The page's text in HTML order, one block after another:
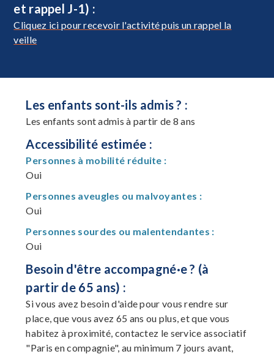
et rappel J-1) :
Cliquez ici pour recevoir l'activité puis un rappel la
veille
Les enfants sont-ils admis ? :
Les enfants sont admis à partir de 8 ans
Accessibilité estimée :
Personnes à mobilité réduite :
Oui
Personnes aveugles ou malvoyantes :
Oui
Personnes sourdes ou malentendantes :
Oui
Besoin d'être accompagné·e ? (à
partir de 65 ans) :
Si vous avez besoin d'aide pour vous rendre sur
place, que vous avez 65 ans ou plus, et que vous
habitez à proximité, contactez le service associatif
"Paris en compagnie", au minimum 7 jours avant,